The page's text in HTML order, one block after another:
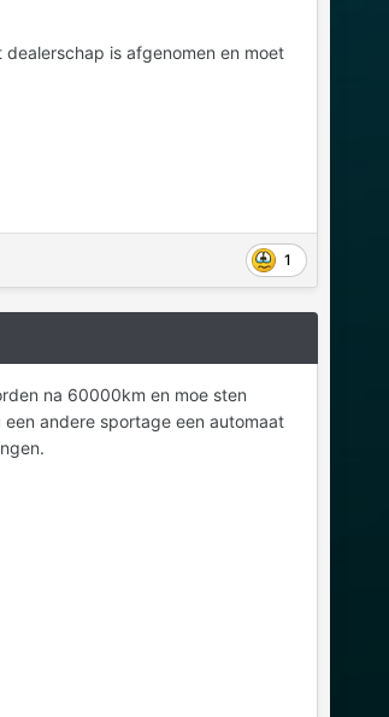
is afgenomen en moet
1
na 60000km en moe sten
andere sportage een automaat